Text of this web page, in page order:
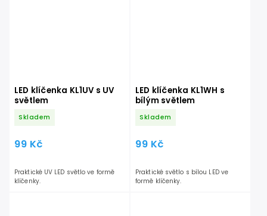
LED klíčenka KL1UV s UV
světlem
Skladem
99 Kč
Praktické UV LED světlo ve formě
klíčenky.
LED klíčenka KL1WH s
bílým světlem
Skladem
99 Kč
Praktické světlo s bílou LED ve
formě klíčenky.